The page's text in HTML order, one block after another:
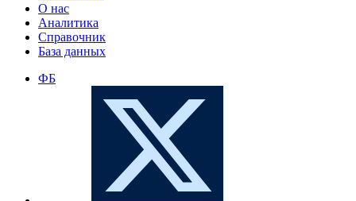
О нас
Аналитика
Справочник
База данных
ФБ